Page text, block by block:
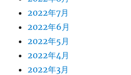
2022年7月
2022年6月
2022年5月
2022年4月
2022年3月